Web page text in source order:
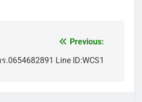
Previous:
Line ID:WCS1